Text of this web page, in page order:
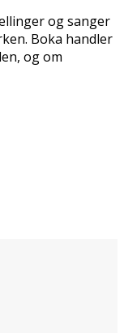
og sanger
Boka handler
og om